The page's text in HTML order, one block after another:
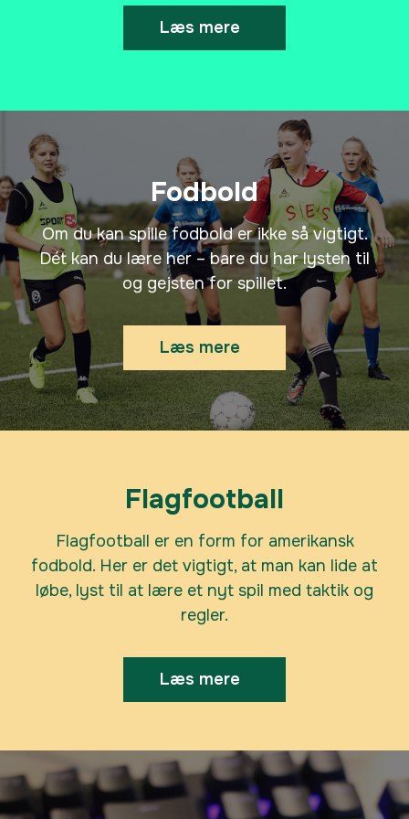
Læs mere
Fodbold
Om du kan spille fodbold er ikke så vigtigt.
Dét kan du lære her – bare du har lysten til
og gejsten for spillet.
Læs mere
Der vil være skudtræning, småspil og
øvelser, som fremmer spilforståelsen.
Vi deltager i turneringer i JBU-regi og
selvfølgelig også mod andre
efterskoler til stævner. I vinterhalvåret
foregår træningen næsten altid
indendørs, hvor vi målbevidst arbejder
frem mod et af årets højdepunkter: DM
i indefodbold.
Luk
Flagfootball
Flagfootball er en form for amerikansk
fodbold. Her er det vigtigt, at man kan lide at
løbe, lyst til at lære et nyt spil med taktik og
regler.
Læs mere
strategier for, hvordan spillet skal
og drenge. Vi vil være udenfor hele
året, så du skal ikke være sart. Hvis du
kan lide at blive beskidt og ikke er
bange for jord under neglene, så er
Luk